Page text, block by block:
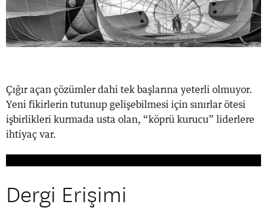
Çığır açan çözümler dahi tek başlarına yeterli olmuyor.
Yeni fikirlerin tutunup gelişebilmesi için sınırlar ötesi
işbirlikleri kurmada usta olan, “köprü kurucu” liderlere
ihtiyaç var.
Dergi Erişimi